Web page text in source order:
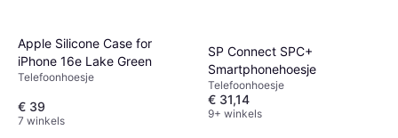
Apple Silicone Case for
iPhone 16e Lake Green
Telefoonhoesje
€ 39
7 winkels
SP Connect SPC+
Smartphonehoesje
Telefoonhoesje
€ 31,14
9+ winkels